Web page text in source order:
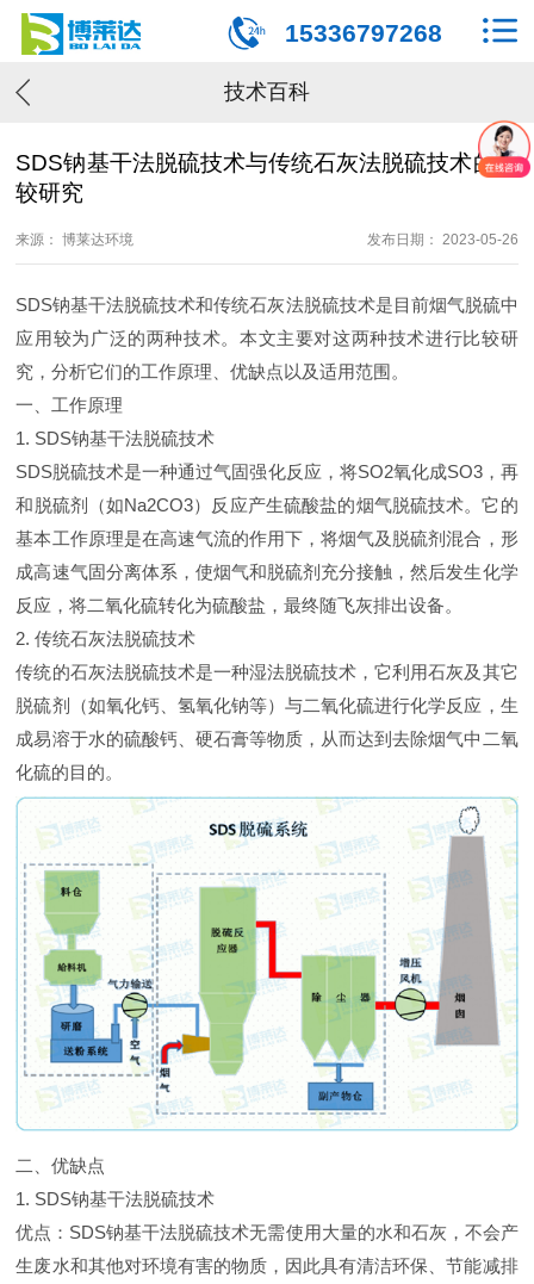
15336797268
技术百科
SDS钠基干法脱硫技术与传统石灰法脱硫技术的比
较研究
来源： 博莱达环境 发布日期： 2023-05-26
SDS钠基干法脱硫技术和传统石灰法脱硫技术是目前烟气脱硫中
应用较为广泛的两种技术。本文主要对这两种技术进行比较研
究，分析它们的工作原理、优缺点以及适用范围。
一、工作原理
1. SDS钠基干法脱硫技术
SDS脱硫技术是一种通过气固强化反应，将SO2氧化成SO3，再
和脱硫剂（如Na2CO3）反应产生硫酸盐的烟气脱硫技术。它的
基本工作原理是在高速气流的作用下，将烟气及脱硫剂混合，形
成高速气固分离体系，使烟气和脱硫剂充分接触，然后发生化学
反应，将二氧化硫转化为硫酸盐，最终随飞灰排出设备。
2. 传统石灰法脱硫技术
传统的石灰法脱硫技术是一种湿法脱硫技术，它利用石灰及其它
脱硫剂（如氧化钙、氢氧化钠等）与二氧化硫进行化学反应，生
成易溶于水的硫酸钙、硬石膏等物质，从而达到去除烟气中二氧
化硫的目的。
二、优缺点
1. SDS钠基干法脱硫技术
优点：SDS钠基干法脱硫技术无需使用大量的水和石灰，不会产
生废水和其他对环境有害的物质，因此具有清洁环保、节能减排